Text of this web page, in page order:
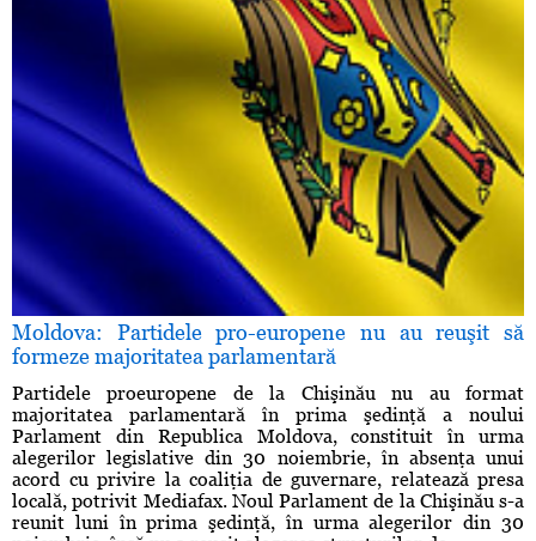
Moldova: Partidele pro-europene nu au reuşit să
formeze majoritatea parlamentară
Partidele proeuropene de la Chişinău nu au format
majoritatea parlamentară în prima şedinţă a noului
Parlament din Republica Moldova, constituit în urma
alegerilor legislative din 30 noiembrie, în absenţa unui
acord cu privire la coaliţia de guvernare, relatează presa
locală, potrivit Mediafax. Noul Parlament de la Chişinău s-a
reunit luni în prima şedinţă, în urma alegerilor din 30